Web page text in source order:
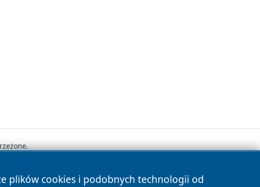
plików cookies i podobnych technologii od
Cookies